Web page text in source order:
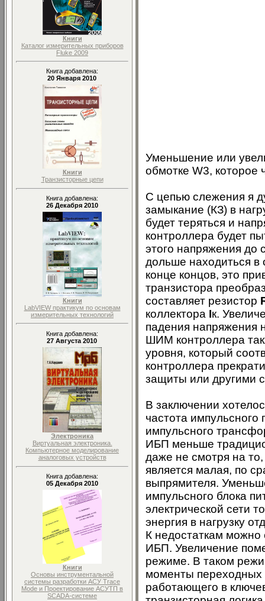
Книги
Каталог измерительных приборов
Fluke 2009
Книга добавлена:
20 Января 2010
Книги
Транзисторные цепи
Книга добавлена:
26 Декабря 2010
Книги
LabVIEW практикум по основам
измерительных технологий
Книга добавлена:
27 Августа 2010
Электроника
Виртуальная электроника.
Компьютерное моделирование
аналоговых устройств
Книга добавлена:
05 Декабря 2010
Книги
Основы инструментальной
системы разработки АСУ Trace
Mode и Проектирование АСУТП в
SCADA-системе
Уменьшение или
обмотке W3,
С цепью слежения я
замыкание (КЗ) в
будет теряться и
контроллера будет
этого напряжения до
дольше находиться в
конце концов, это
транзистора
составляет резистор
коллектора Iк.
падения напряжения
ШИМ контроллера
уровня, который
контроллера
защиты или другими
В заключении
частота
импульсного
ИБП меньше
даже не смотря на
является малая, по
выпрямителя.
импульсного блока
электрической сети
энергия в нагрузку
К недостаткам
ИБП. Увеличение
режиме. В таком
моменты переходных
работающего в